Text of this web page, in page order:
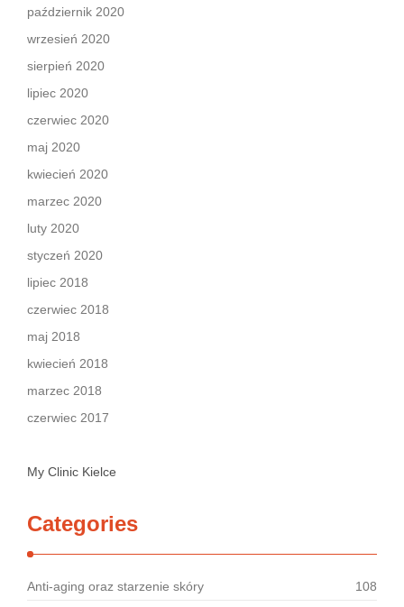
październik 2020
wrzesień 2020
sierpień 2020
lipiec 2020
czerwiec 2020
maj 2020
kwiecień 2020
marzec 2020
luty 2020
styczeń 2020
lipiec 2018
czerwiec 2018
maj 2018
kwiecień 2018
marzec 2018
czerwiec 2017
My Clinic Kielce
Categories
Anti-aging oraz starzenie skóry 108